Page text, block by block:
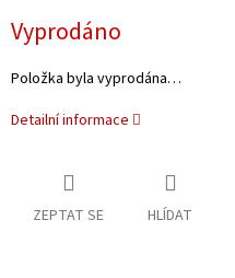
cena:
Vyprodáno
Položka byla vyprodána…
Detailní informace
ZEPTAT SE HLÍDAT